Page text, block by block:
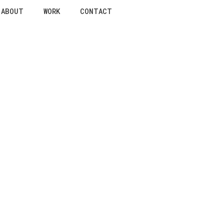
ABOUT WORK CONTACT